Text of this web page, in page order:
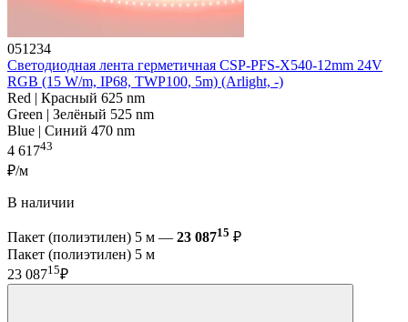
051234
Светодиодная лента герметичная CSP-PFS-X540-12mm 24V
RGB (15 W/m, IP68, TWP100, 5m) (Arlight, -)
Red | Красный 625 nm
Green | Зелёный 525 nm
Blue | Синий 470 nm
4 61743
₽/м
В наличии
Пакет (полиэтилен) 5 м — 23 08715 ₽
Пакет (полиэтилен) 5 м
23 08715₽